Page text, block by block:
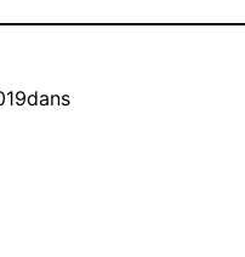
dans